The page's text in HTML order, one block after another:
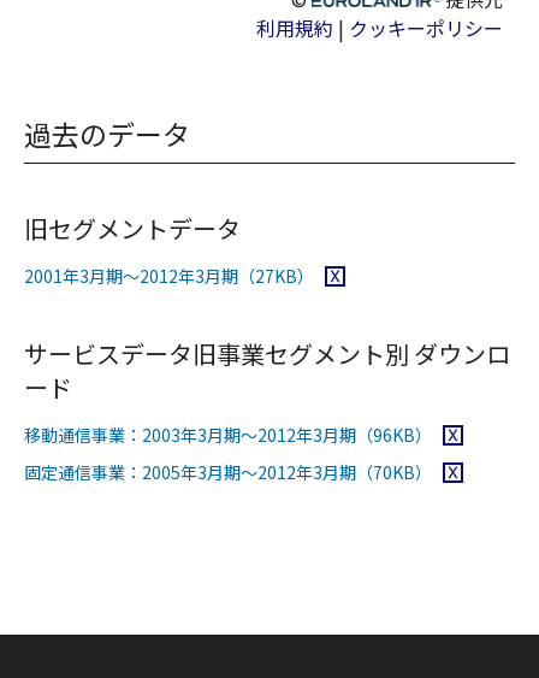
過去のデータ
旧セグメントデータ
2001年3月期～2012年3月期 （27KB） Excelファイルをダウンロード
サービスデータ旧事業セグメント別 ダウンロ
ード
移動通信事業：2003年3月期～2012年3月期 （96KB）
Excelファイ
固定通信事業：2005年3月期～2012年3月期 （70KB） Excelファイ